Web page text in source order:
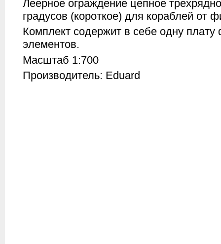
Леерное ограждение цепное
градусов (короткое) для кораблей от
Комплект содержит в себе одну плату
элементов.
Масштаб 1:700
Производитель: Eduard